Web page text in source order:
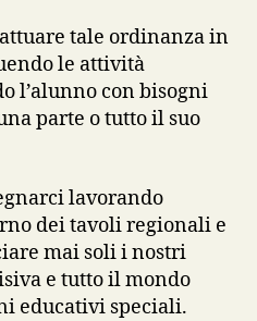
tale ordinanza in
le attività
l’alunno con bisogni
parte o tutto il suo
lavorando
dei tavoli regionali e
mai soli i nostri
e tutto il mondo
educativi speciali.